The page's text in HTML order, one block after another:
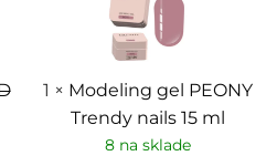
nails
15
ml
1 × Modeling gel PEONY
Trendy nails 15 ml
8 na sklade